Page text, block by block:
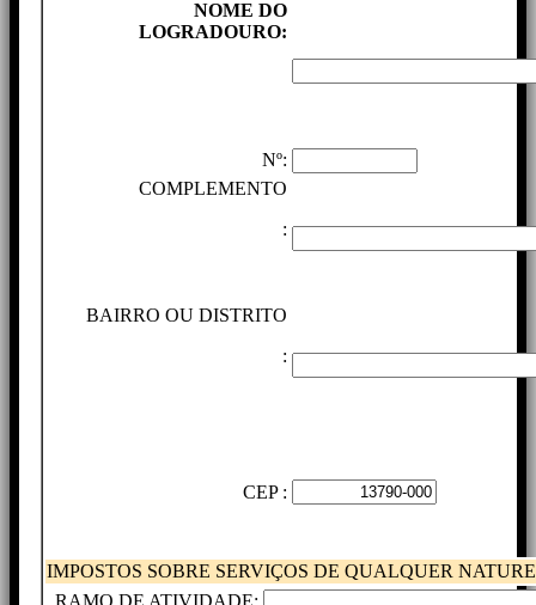
NOME DO
LOGRADOURO:
Nº:
COMPLEMENTO
:
BAIRRO OU DISTRITO
:
CEP :
IMPOSTOS SOBRE SERVIÇOS DE QUALQUER